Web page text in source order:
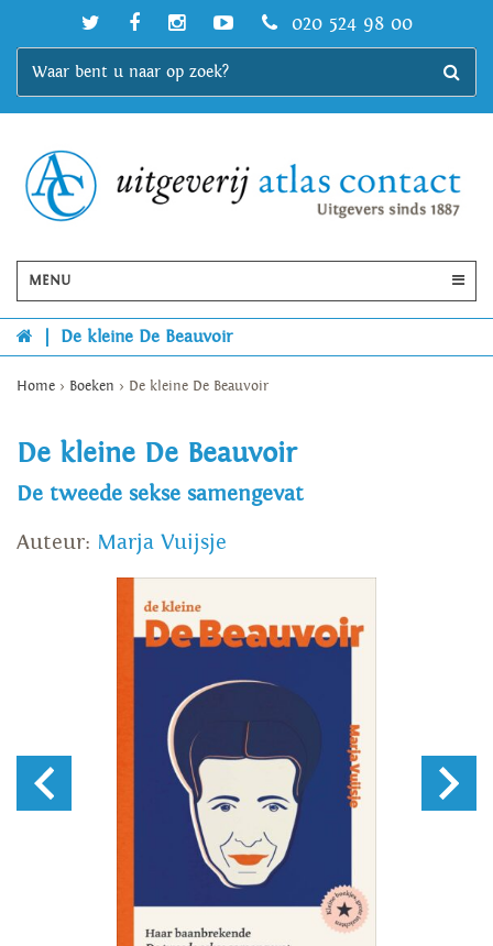
020 524 98 00
MENU
De kleine De Beauvoir
Home > Boeken > De kleine De Beauvoir
De kleine De Beauvoir
De tweede sekse samengevat
Auteur: Marja Vuijsje